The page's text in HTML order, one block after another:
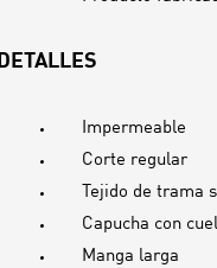
DETALLES
Impermeable
Corte regular
Tejido de trama
Capucha con
Manga larga